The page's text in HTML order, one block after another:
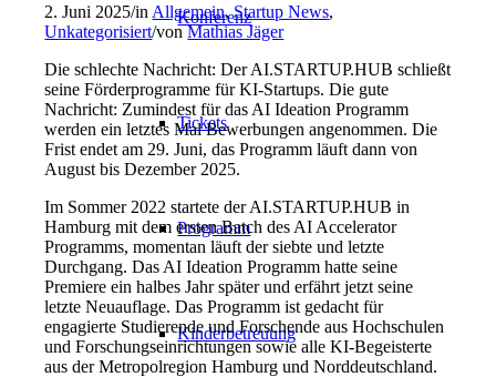
Konferenz
Tickets
Programm
Kinderbetreuung
2. Juni 2025/in Allgemein,Startup News,
Unkategorisiert/vonMathias Jäger
Die schlechte Nachricht: Der AI.STARTUP.HUB schließt
seine Förderprogramme für KI-Startups. Die gute
Nachricht: Zumindest für das AI Ideation Programm
werden ein letztes Mal Bewerbungen angenommen. Die
Frist endet am 29. Juni, das Programm läuft dann von
August bis Dezember 2025.
Im Sommer 2022 startete der AI.STARTUP.HUB in
Hamburg mit dem ersten Batch des AI Accelerator
Programms, momentan läuft der siebte und letzte
Durchgang. Das AI Ideation Programm hatte seine
Premiere ein halbes Jahr später und erfährt jetzt seine
letzte Neuauflage. Das Programm ist gedacht für
engagierte Studierende und Forschende aus Hochschulen
und Forschungseinrichtungen sowie alle KI-Begeisterte
aus der Metropolregion Hamburg und Norddeutschland.